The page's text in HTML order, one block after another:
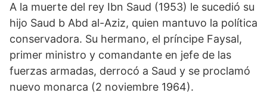
A la muerte del rey Ibn Saud (1953) le sucedió su
hijo Saud b Abd al-Aziz, quien mantuvo la política
conservadora. Su hermano, el príncipe Faysal,
primer ministro y comandante en jefe de las
fuerzas armadas, derrocó a Saud y se proclamó
nuevo monarca (2 noviembre 1964).